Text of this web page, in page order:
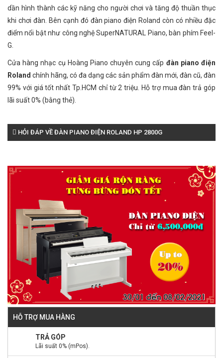
dần hình thành các kỹ năng cho người chơi và tăng độ thuần thục
khi chơi đàn. Bên cạnh đó đàn piano điện Roland còn có nhiều đặc
điểm nổi bật như công nghệ SuperNATURAL Piano, bàn phím Feel-
G.
Cửa hàng nhạc cụ Hoàng Piano chuyên cung cấp đàn piano điện
Roland chính hãng, có đa dạng các sản phẩm đàn mới, đàn cũ, đàn
99% với giá tốt nhất Tp.HCM chỉ từ 2 triệu. Hỗ trợ mua đàn trả góp
lãi suất 0% (bằng thẻ).
HỎI ĐÁP VỀ ĐÀN PIANO ĐIỆN ROLAND HP 2800G
HỖ TRỢ MUA HÀNG
TRẢ GÓP
Lãi suất 0% (mPos).